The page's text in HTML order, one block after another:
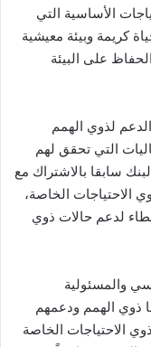
الأساسية التي
كريمة وبيئة معيشية
على البيئة
لذوي الهمم
التي تحقق لهم
سابقا بالاشتراك مع
الاحتياجات الخاصة،
لدعم حالات ذوي
والمسئولية
ذوي الهمم ودعمهم
الاحتياجات الخاصة